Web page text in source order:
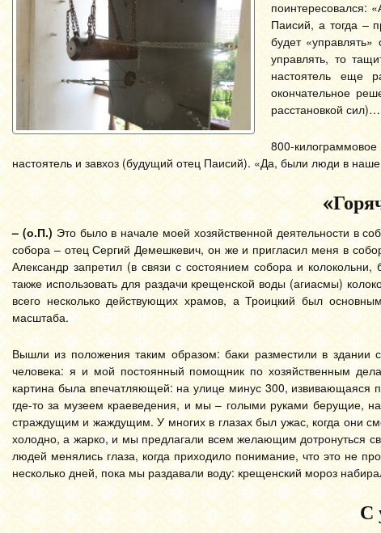
поинтересовался:
Паисий, а тогда –
будет
управлять, то
настоятель еще
окончательное
расстановкой
800-
настоятель и завхоз (будущий отец Паисий). «Да, были люди в
– (о.П.) Это было в начале моей хозяйственной деятельности в
собора – отец Сергий Демешкевич, он же и пригласил меня в
Александр запретил (в связи с состоянием собора и
также использовать для раздачи крещенской воды (агиасмы)
всего несколько действующих храмов, а Троицкий был
масштаба.
Вышли из положения таким образом: баки разместили в
человека: я и мой постоянный помощник по хозяйственным
картина была впечатляющей: на улице минус 300, извивающаяся
где-то за музеем краеведения, и мы – голыми руками берущие,
страждущим и жаждущим. У многих в глазах был ужас, когда они
холодно, а жарко, и мы предлагали всем желающим дотронуться
людей менялись глаза, когда приходило понимание, что это не
несколько дней, пока мы раздавали воду: крещенский мороз
С